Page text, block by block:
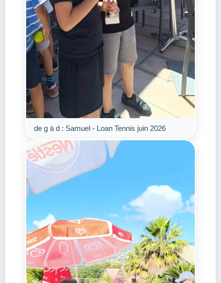
de g à d : Samuel - Loan Tennis juin 2026